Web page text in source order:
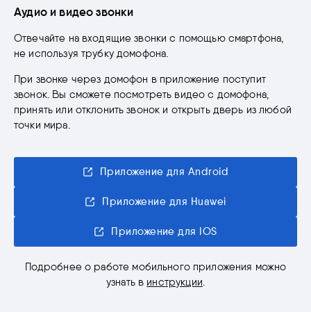
Аудио и видео звонки
Отвечайте на входящие звонки с помощью смартфона,
не используя трубку домофона.
При звонке через домофон в приложение поступит
звонок. Вы сможете посмотреть видео с домофона,
принять или отклонить звонок и открыть дверь из любой
точки мира.
Приложение для Android
Приложение для Huawei
Приложение для IOS
Подробнее о работе мобильного приложения можно
узнать в инструкции.